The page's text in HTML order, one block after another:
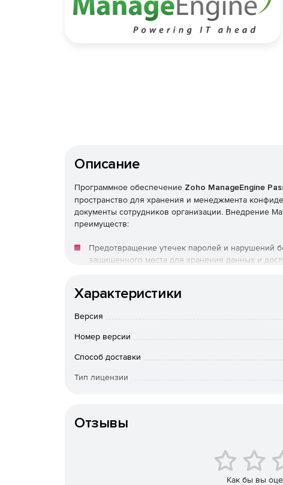
Описание
Программное обеспечение Zoho ManageEngine
пространство для хранения и менеджмента
документы сотрудников организации. Внедрение
преимуществ:
Предотвращение утечек паролей и нарушений
защищенного места для хранения данных и
Соответствие требованиям безопасности, таким
Обычно в организации действует множество
PasswordManager решает связанные с этим
кражи данных, невозможность отслеживать
представлено версиями Premium и Standard.
Характеристики ManageEngine PasswordManager:
Характеристики
Версия
Номер версии
Способ доставки
Тип лицензии
Отзывы
Как бы вы